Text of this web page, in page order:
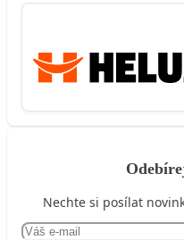
Nechte si posílat